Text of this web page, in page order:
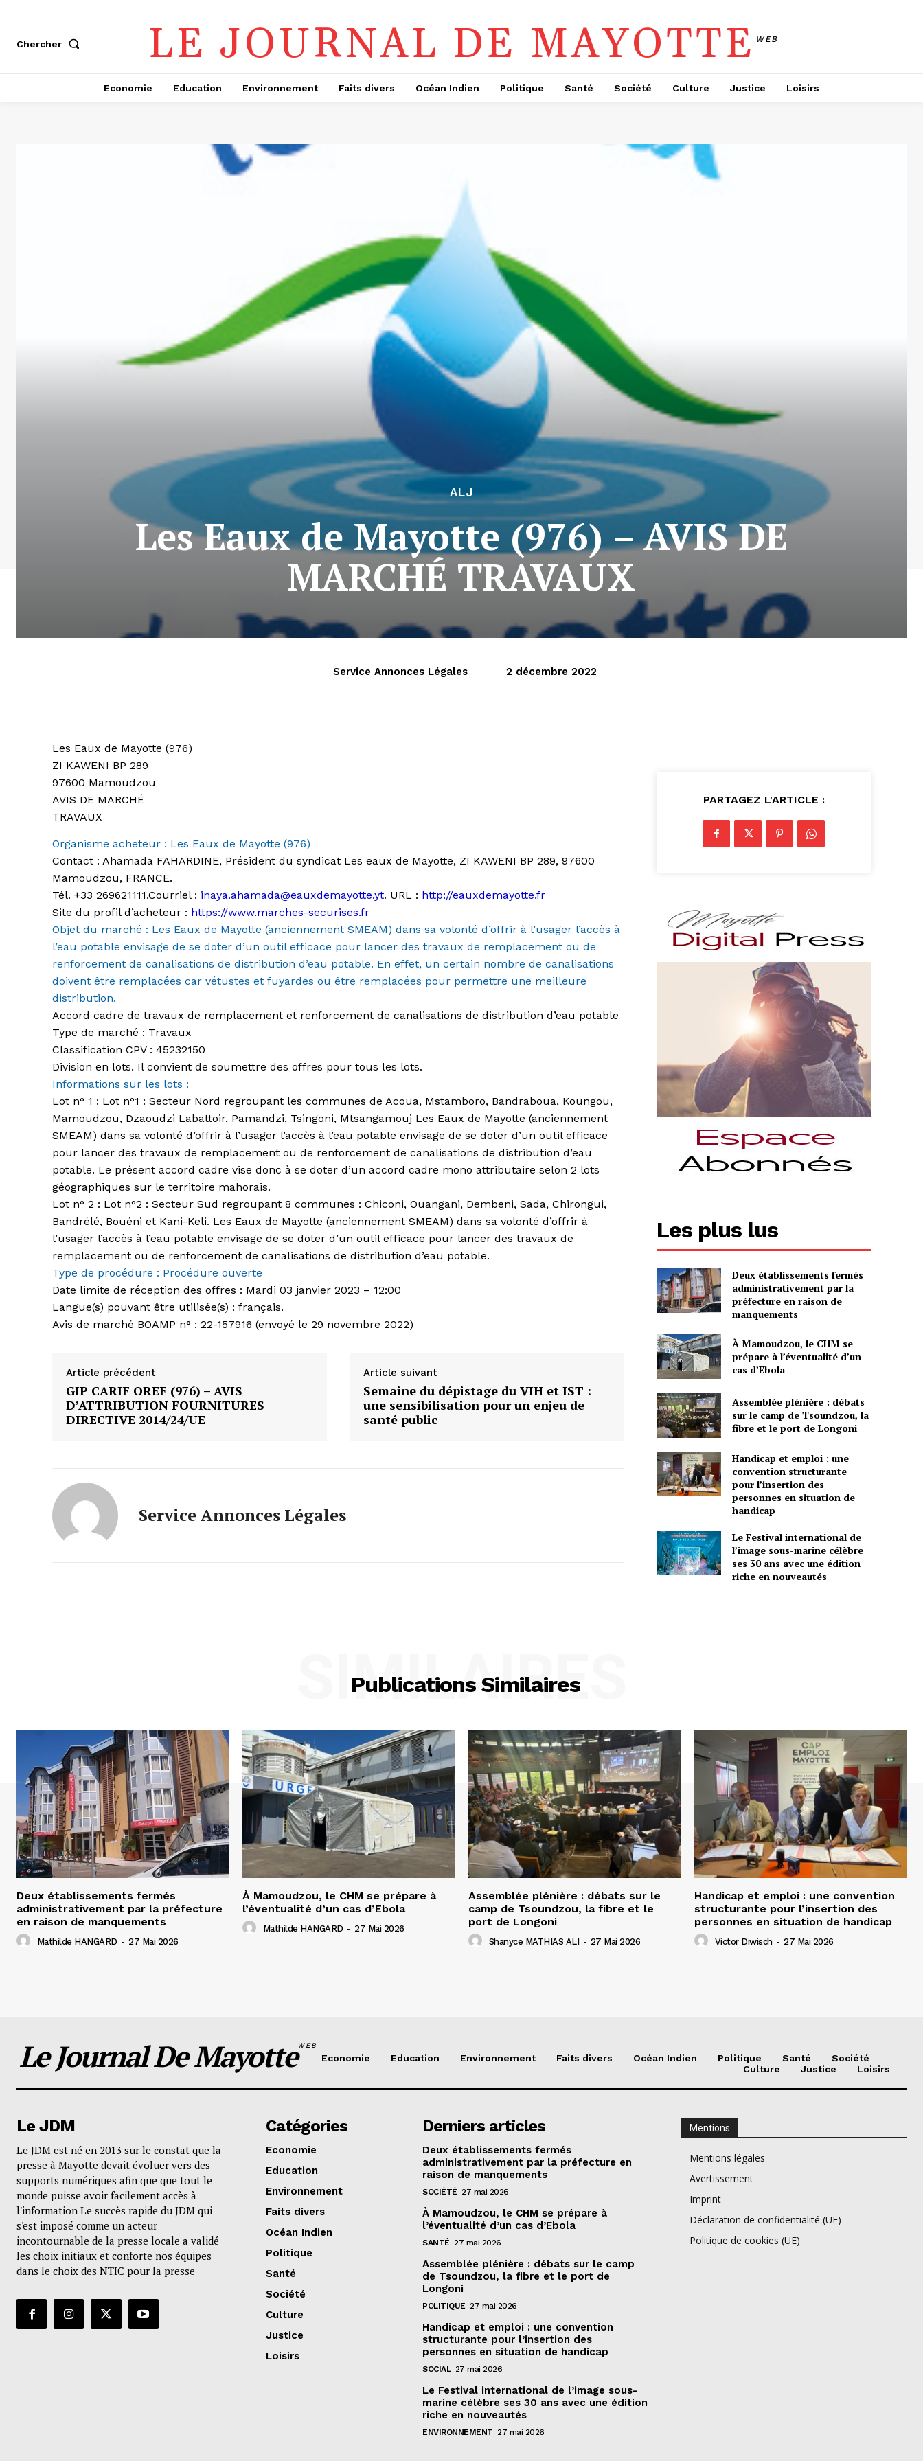
Chercher LE JOURNAL DE MAYOTTE WEB
Economie Education Environnement Faits divers Océan Indien Politique Santé Société Culture Justice Loisirs
ALJ
Les Eaux de Mayotte (976) – AVIS DE
MARCHÉ TRAVAUX
Service Annonces Légales 2 décembre 2022
Les Eaux de Mayotte (976)
ZI KAWENI BP 289
97600 Mamoudzou
AVIS DE MARCHÉ
TRAVAUX
Organisme acheteur : Les Eaux de Mayotte (976)
Contact : Ahamada FAHARDINE, Président du syndicat Les eaux de Mayotte, ZI KAWENI BP 289, 97600
Mamoudzou, FRANCE.
Tél. +33 269621111.Courriel : inaya.ahamada@eauxdemayotte.yt. URL : http://eauxdemayotte.fr
Site du profil d’acheteur : https://www.marches-securises.fr
Objet du marché : Les Eaux de Mayotte (anciennement SMEAM) dans sa volonté d’offrir à l’usager l’accès à
l’eau potable envisage de se doter d’un outil efficace pour lancer des travaux de remplacement ou de
renforcement de canalisations de distribution d’eau potable. En effet, un certain nombre de canalisations
doivent être remplacées car vétustes et fuyardes ou être remplacées pour permettre une meilleure
distribution.
Accord cadre de travaux de remplacement et renforcement de canalisations de distribution d’eau potable
Type de marché : Travaux
Classification CPV : 45232150
Division en lots. Il convient de soumettre des offres pour tous les lots.
Informations sur les lots :
Lot n° 1 : Lot n°1 : Secteur Nord regroupant les communes de Acoua, Mstamboro, Bandraboua, Koungou,
Mamoudzou, Dzaoudzi Labattoir, Pamandzi, Tsingoni, Mtsangamouj Les Eaux de Mayotte (anciennement
SMEAM) dans sa volonté d’offrir à l’usager l’accès à l’eau potable envisage de se doter d’un outil efficace
pour lancer des travaux de remplacement ou de renforcement de canalisations de distribution d’eau
potable. Le présent accord cadre vise donc à se doter d’un accord cadre mono attributaire selon 2 lots
géographiques sur le territoire mahorais.
Lot n° 2 : Lot n°2 : Secteur Sud regroupant 8 communes : Chiconi, Ouangani, Dembeni, Sada, Chirongui,
Bandrélé, Bouéni et Kani-Keli. Les Eaux de Mayotte (anciennement SMEAM) dans sa volonté d’offrir à
l’usager l’accès à l’eau potable envisage de se doter d’un outil efficace pour lancer des travaux de
remplacement ou de renforcement de canalisations de distribution d’eau potable.
Type de procédure : Procédure ouverte
Date limite de réception des offres : Mardi 03 janvier 2023 – 12:00
Langue(s) pouvant être utilisée(s) : français.
Avis de marché BOAMP n° : 22-157916 (envoyé le 29 novembre 2022)
Article précédent
GIP CARIF OREF (976) – AVIS
D’ATTRIBUTION FOURNITURES
DIRECTIVE 2014/24/UE
Article suivant
Semaine du dépistage du VIH et IST :
une sensibilisation pour un enjeu de
santé public
Service Annonces Légales
PARTAGEZ L'ARTICLE :
Les plus lus
Deux établissements fermés
administrativement par la
préfecture en raison de
manquements
À Mamoudzou, le CHM se
prépare à l’éventualité d’un
cas d’Ebola
Assemblée plénière : débats
sur le camp de Tsoundzou, la
fibre et le port de Longoni
Handicap et emploi : une
convention structurante
pour l’insertion des
personnes en situation de
handicap
Le Festival international de
l’image sous-marine célèbre
ses 30 ans avec une édition
riche en nouveautés
Publications Similaires
SIMILAIRES
Deux établissements fermés
administrativement par la préfecture
en raison de manquements
Mathilde HANGARD - 27 Mai 2026
À Mamoudzou, le CHM se prépare à
l’éventualité d’un cas d’Ebola
Mathilde HANGARD - 27 Mai 2026
Assemblée plénière : débats sur le
camp de Tsoundzou, la fibre et le
port de Longoni
Shanyce MATHIAS ALI - 27 Mai 2026
Handicap et emploi : une convention
structurante pour l’insertion des
personnes en situation de handicap
Victor Diwisch - 27 Mai 2026
Le Journal De MayotteWEB
Economie Education Environnement Faits divers Océan Indien Politique Santé
Société
Culture
Justice Loisirs
Le JDM
Le JDM est né en 2013 sur le constat que la
presse à Mayotte devait évoluer vers des
supports numériques afin que que tout le
monde puisse avoir facilement accès à
l'information Le succès rapide du JDM qui
s'est imposé comme un acteur
incontournable de la presse locale a validé
les choix initiaux et conforte nos équipes
dans le choix des NTIC pour la presse
Catégories
Economie
Education
Environnement
Faits divers
Océan Indien
Politique
Santé
Société
Culture
Justice
Loisirs
Derniers articles
Deux établissements fermés
administrativement par la préfecture en
raison de manquements
SOCIÉTÉ 27 mai 2026
À Mamoudzou, le CHM se prépare à
l’éventualité d’un cas d’Ebola
SANTÉ 27 mai 2026
Assemblée plénière : débats sur le camp
de Tsoundzou, la fibre et le port de
Longoni
POLITIQUE 27 mai 2026
Handicap et emploi : une convention
structurante pour l’insertion des
personnes en situation de handicap
SOCIAL 27 mai 2026
Le Festival international de l’image sous-
marine célèbre ses 30 ans avec une édition
riche en nouveautés
ENVIRONNEMENT 27 mai 2026
Mentions
Mentions légales
Avertissement
Imprint
Déclaration de confidentialité (UE)
Politique de cookies (UE)